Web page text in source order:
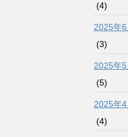
(4)
2025年6
(3)
2025年5
(5)
2025年4
(4)